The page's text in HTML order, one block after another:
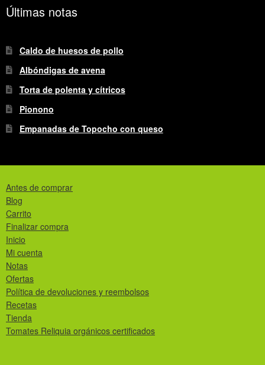
Últimas notas
Caldo de huesos de pollo
Albóndigas de avena
Torta de polenta y cítricos
Pionono
Empanadas de Topocho con queso
Antes de comprar
Blog
Carrito
Finalizar compra
Inicio
Mi cuenta
Notas
Ofertas
Política de devoluciones y reembolsos
Recetas
Tienda
Tomates Reliquia orgánicos certificados